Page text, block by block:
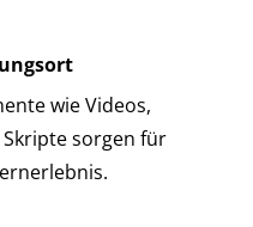
wie Videos,
sorgen für